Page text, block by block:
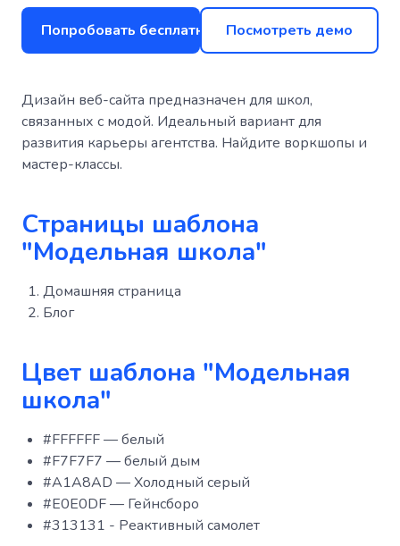
Попробовать бесплатно Посмотреть демо
Дизайн веб-сайта предназначен для школ,
связанных с модой. Идеальный вариант для
развития карьеры агентства. Найдите воркшопы и
мастер-классы.
Страницы шаблона
"Модельная школа"
Домашняя страница
Блог
Цвет шаблона "Модельная
школа"
#FFFFFF — белый
#F7F7F7 — белый дым
#A1A8AD — Холодный серый
#E0E0DF — Гейнсборо
#313131 - Реактивный самолет